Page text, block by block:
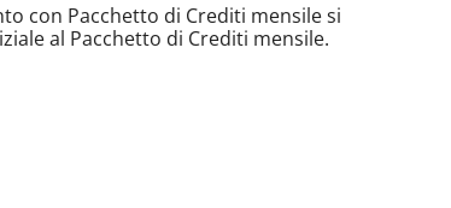
con Pacchetto di Crediti mensile si
al Pacchetto di Crediti mensile.